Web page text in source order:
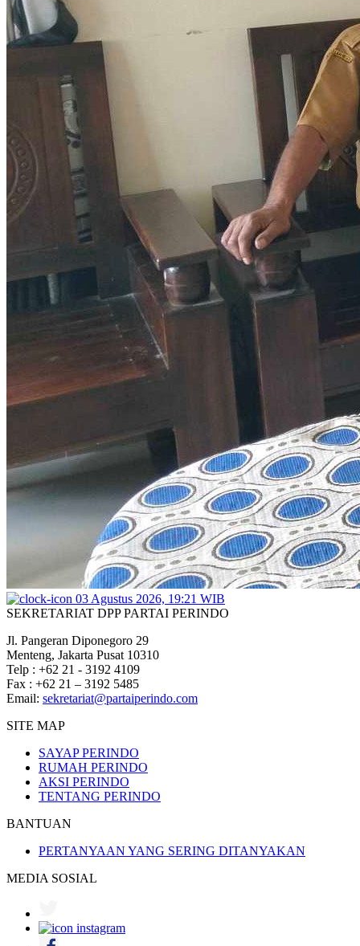
03 Agustus 2026, 19:21 WIB
SEKRETARIAT DPP PARTAI PERINDO
Jl. Pangeran Diponegoro 29
Menteng, Jakarta Pusat 10310
Telp : +62 21 - 3192 4109
Fax : +62 21 – 3192 5485
Email: sekretariat@partaiperindo.com
SITE MAP
SAYAP PERINDO
RUMAH PERINDO
AKSI PERINDO
TENTANG PERINDO
BANTUAN
PERTANYAAN YANG SERING DITANYAKAN
MEDIA SOSIAL